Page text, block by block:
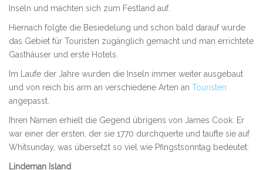
Inseln und machten sich zum Festland auf.
Hiernach folgte die Besiedelung und schon bald darauf wurde
das Gebiet für Touristen zugänglich gemacht und man errichtete
Gasthäuser und erste Hotels.
Im Laufe der Jahre wurden die Inseln immer weiter ausgebaut
und von reich bis arm an verschiedene Arten an Touristen
angepasst.
Ihren Namen erhielt die Gegend übrigens von James Cook. Er
war einer der ersten, der sie 1770 durchquerte und taufte sie auf
Whitsunday, was übersetzt so viel wie Pfingstsonntag bedeutet.
Lindeman Island